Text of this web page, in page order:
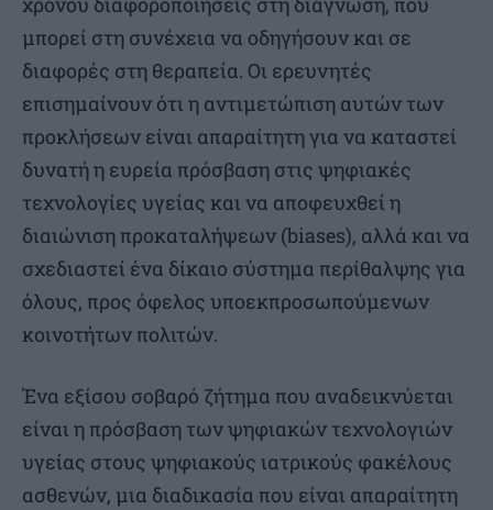
μπορεί στη συνέχεια να οδηγήσουν και σε
διαφορές στη θεραπεία. Οι ερευνητές
επισημαίνουν ότι η αντιμετώπιση αυτών των
προκλήσεων είναι απαραίτητη για να καταστεί
δυνατή η ευρεία πρόσβαση στις ψηφιακές
τεχνολογίες υγείας και να αποφευχθεί η
διαιώνιση προκαταλήψεων (biases), αλλά και να
σχεδιαστεί ένα δίκαιο σύστημα περίθαλψης για
όλους, προς όφελος υποεκπροσωπούμενων
κοινοτήτων πολιτών.
Ένα εξίσου σοβαρό ζήτημα που αναδεικνύεται
είναι η πρόσβαση των ψηφιακών τεχνολογιών
υγείας στους ψηφιακούς ιατρικούς φακέλους
ασθενών, μια διαδικασία που είναι απαραίτητη